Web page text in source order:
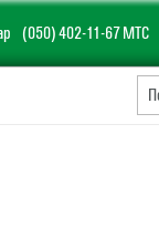
(050) 402-11-67 МТС